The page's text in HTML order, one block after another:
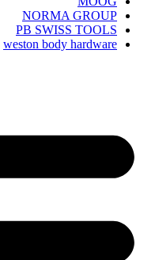
NORMA GROUP
PB SWISS TOOLS
weston body hardware